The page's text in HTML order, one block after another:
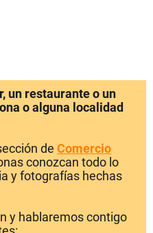
un restaurante o un
o alguna localidad
de Comercio
conozcan todo lo
y fotografías hechas
y hablaremos contigo